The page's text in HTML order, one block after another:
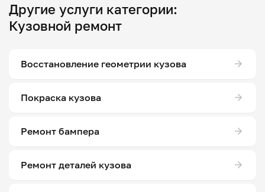
Другие услуги категории:
Кузовной ремонт
Восстановление геометрии кузова
Покраска кузова
Ремонт бампера
Ремонт деталей кузова